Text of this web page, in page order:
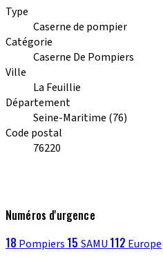
Type
Caserne de pompier
Catégorie
Caserne De Pompiers
Ville
La Feuillie
Département
Seine-Maritime (76)
Code postal
76220
Numéros d'urgence
18 Pompiers 15 SAMU 112 Europe